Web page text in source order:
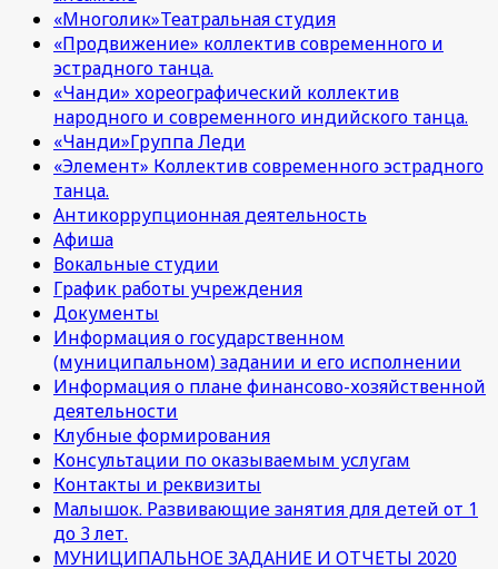
«Многолик»Театральная студия
«Продвижение» коллектив современного и
эстрадного танца.
«Чанди» хореографический коллектив
народного и современного индийского танца.
«Чанди»Группа Леди
«Элемент» Коллектив современного эстрадного
танца.
Антикоррупционная деятельность
Афиша
Вокальные студии
График работы учреждения
Документы
Информация о государственном
(муниципальном) задании и его исполнении
Информация о плане финансово-хозяйственной
деятельности
Клубные формирования
Консультации по оказываемым услугам
Контакты и реквизиты
Малышок. Развивающие занятия для детей от 1
до 3 лет.
МУНИЦИПАЛЬНОЕ ЗАДАНИЕ И ОТЧЕТЫ 2020